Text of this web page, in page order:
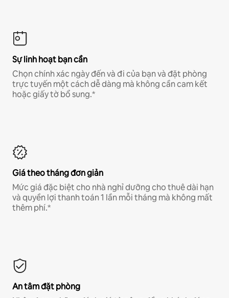
Sự linh hoạt bạn cần
Chọn chính xác ngày đến và đi của bạn và đặt phòng
trực tuyến một cách dễ dàng mà không cần cam kết
hoặc giấy tờ bổ sung.*
Giá theo tháng đơn giản
Mức giá đặc biệt cho nhà nghỉ dưỡng cho thuê dài hạn
và quyền lợi thanh toán 1 lần mỗi tháng mà không mất
thêm phí.*
An tâm đặt phòng